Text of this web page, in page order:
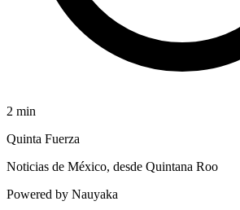
2 min
Quinta Fuerza
Noticias de México, desde Quintana Roo
Powered by Nauyaka